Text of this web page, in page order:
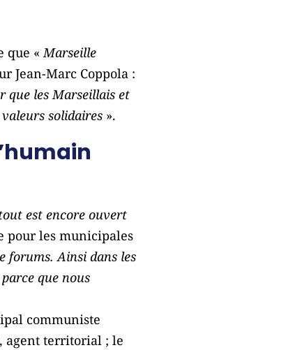
que «Marseille
Jean-Marc Coppola :
que les Marseillais et
solidaires ».
est encore ouvert
pour les municipales
forums. Ainsi dans les
que nous
communiste
agent territorial ; le